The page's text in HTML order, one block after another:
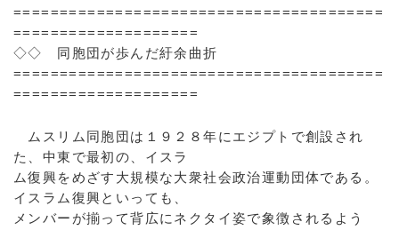
========================================
====================
◇◇ 同胞団が歩んだ紆余曲折
========================================
====================
ムスリム同胞団は１９２８年にエジプトで創設され
た、中東で最初の、イスラ
ム復興をめざす大規模な大衆社会政治運動団体である。
イスラム復興といっても、
メンバーが揃って背広にネクタイ姿で象徴されるよう